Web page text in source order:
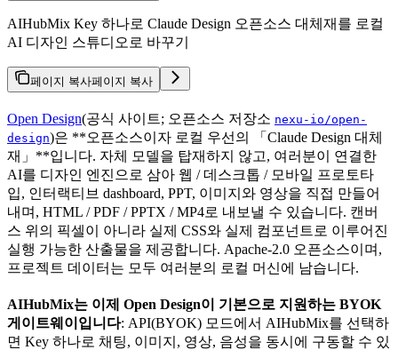
AIHubMix Key 하나로 Claude Design 오픈소스 대체재를 로컬
AI 디자인 스튜디오로 바꾸기
페이지 복사페이지 복사
Open Design(공식 사이트; 오픈소스 저장소 nexu-io/open-
design)은 **오픈소스이자 로컬 우선의 「Claude Design 대체
재」**입니다. 자체 모델을 탑재하지 않고, 여러분이 연결한
AI를 디자인 엔진으로 삼아 웹 / 데스크톱 / 모바일 프로토타
입, 인터랙티브 dashboard, PPT, 이미지와 영상을 직접 만들어
내며, HTML / PDF / PPTX / MP4로 내보낼 수 있습니다. 캔버
스 위의 픽셀이 아니라 실제 CSS와 실제 컴포넌트로 이루어진
실행 가능한 산출물을 제공합니다. Apache-2.0 오픈소스이며,
프로젝트 데이터는 모두 여러분의 로컬 머신에 남습니다.
AIHubMix는 이제 Open Design이 기본으로 지원하는 BYOK
게이트웨이입니다: API(BYOK) 모드에서 AIHubMix를 선택하
면 Key 하나로 채팅, 이미지, 영상, 음성을 동시에 구동할 수 있